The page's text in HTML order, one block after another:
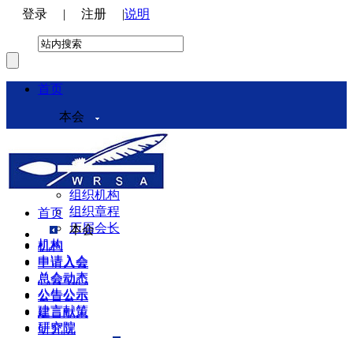
登录 | 注册 |说明
首页
本会
本会介绍
领导机构
理事会
组织机构
组织章程
历届会长
机构
申请入会
总会动态
公告公示
建言献策
研究院
首页
本会
机构
申请入会
总会动态
公告公示
建言献策
研究院